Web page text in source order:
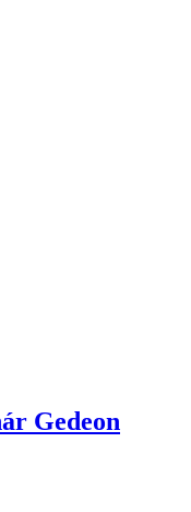
Gedeon